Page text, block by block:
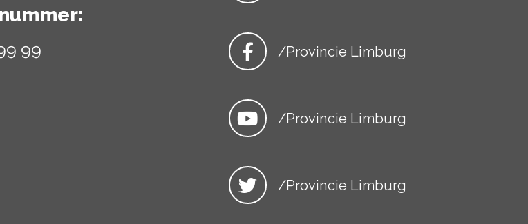
99 /Provincie Limburg
/Provincie Limburg
/Provincie Limburg